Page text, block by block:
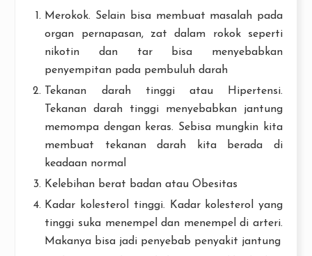
Merokok. Selain bisa membuat masalah pada
organ pernapasan, zat dalam rokok seperti
nikotin dan tar bisa menyebabkan
penyempitan pada pembuluh darah
Tekanan darah tinggi atau Hipertensi.
Tekanan darah tinggi menyebabkan jantung
memompa dengan keras. Sebisa mungkin kita
membuat tekanan darah kita berada di
keadaan normal
Kelebihan berat badan atau Obesitas
Kadar kolesterol tinggi. Kadar kolesterol yang
tinggi suka menempel dan menempel di arteri.
Makanya bisa jadi penyebab penyakit jantung